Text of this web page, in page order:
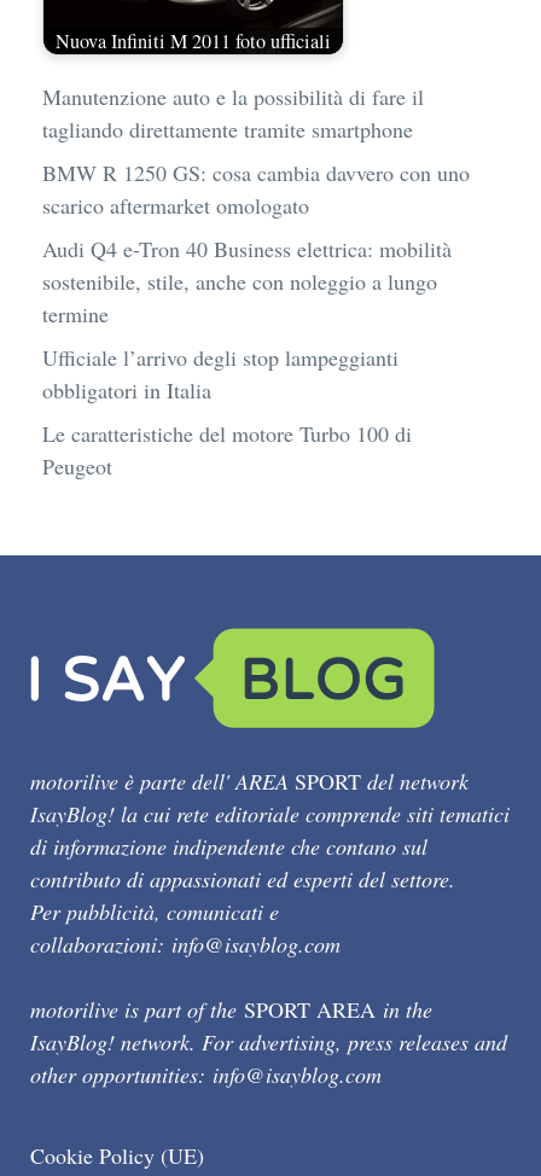
Nuova Infiniti M 2011 foto ufficiali
Manutenzione auto e la possibilità di fare il
tagliando direttamente tramite smartphone
BMW R 1250 GS: cosa cambia davvero con uno
scarico aftermarket omologato
Audi Q4 e-Tron 40 Business elettrica: mobilità
sostenibile, stile, anche con noleggio a lungo
termine
Ufficiale l’arrivo degli stop lampeggianti
obbligatori in Italia
Le caratteristiche del motore Turbo 100 di
Peugeot
motorilive è parte dell' AREA SPORT del network
IsayBlog! la cui rete editoriale comprende siti tematici
di informazione indipendente che contano sul
contributo di appassionati ed esperti del settore.
Per pubblicità, comunicati e
collaborazioni: info@isayblog.com
motorilive is part of the SPORT AREA in the
IsayBlog! network. For advertising, press releases and
other opportunities: info@isayblog.com
Cookie Policy (UE)